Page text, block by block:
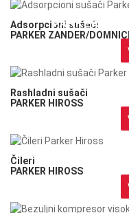
Adsorpcioni sušači
PARKER ZANDER/
PARKER
Rashladni sušači
PARKER HIROSS
Čileri
PARKER HIROSS
Bezuljni